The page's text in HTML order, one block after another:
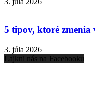
5 tipov, ktoré
3. júla 2026
Lajkni nás na Facebooku